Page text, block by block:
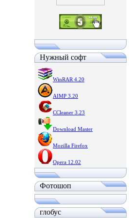
Нужный софт
WinRAR 4.20
AIMP 3.20
CCleaner 3.23
Download Master
Mozilla Firefox
Opera 12.02
Фотошоп
глобус